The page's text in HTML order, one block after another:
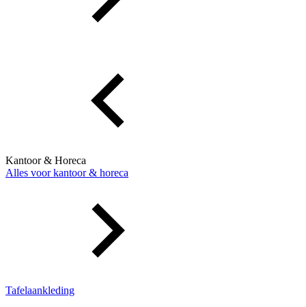
Kantoor & Horeca
Alles voor kantoor & horeca
Tafelaankleding